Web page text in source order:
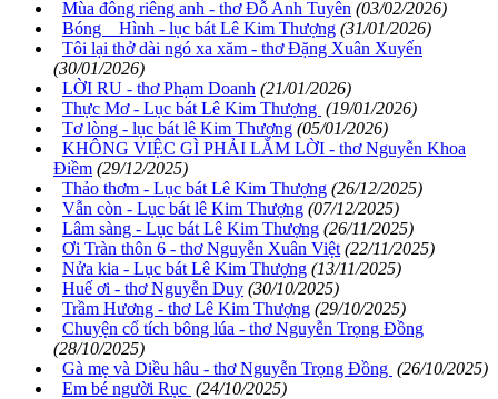
Mùa đông riêng anh - thơ Đỗ Anh Tuyên (03/02/2026)
Bóng Hình - lục bát Lê Kim Thượng (31/01/2026)
Tôi lại thở dài ngó xa xăm - thơ Đặng Xuân Xuyến
(30/01/2026)
LỜI RU - thơ Phạm Doanh (21/01/2026)
Thực Mơ - Lục bát Lê Kim Thượng (19/01/2026)
Tơ lòng - lục bát lê Kim Thượng (05/01/2026)
KHÔNG VIỆC GÌ PHẢI LẮM LỜI - thơ Nguyễn Khoa
Điềm (29/12/2025)
Thảo thơm - Lục bát Lê Kim Thượng (26/12/2025)
Vẫn còn - Lục bát lê Kim Thượng (07/12/2025)
Lâm sàng - Lục bát Lê Kim Thượng (26/11/2025)
Ơi Tràn thôn 6 - thơ Nguyễn Xuân Việt (22/11/2025)
Nửa kia - Lục bát Lê Kim Thượng (13/11/2025)
Huế ơi - thơ Nguyễn Duy (30/10/2025)
Trầm Hương - thơ Lê Kim Thượng (29/10/2025)
Chuyện cổ tích bông lúa - thơ Nguyễn Trọng Đồng
(28/10/2025)
Gà mẹ và Diều hâu - thơ Nguyễn Trọng Đồng (26/10/2025)
Em bé người Rục (24/10/2025)